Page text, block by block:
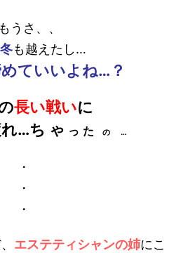
うさ、、
も越えたし…
ていいよね…？
長い戦いに
…ち ゃ っ た の …
・
・
・
エステティシャンの姉にこ